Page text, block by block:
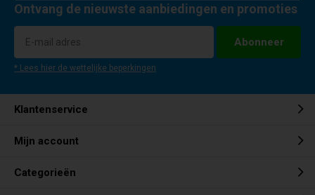
Ontvang de nieuwste aanbiedingen en promoties
Abonneer
* Lees hier de wettelijke beperkingen
Klantenservice
Mijn account
Categorieën